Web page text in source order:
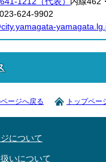
624-9902
ージへ戻る トップペー
について
いについて